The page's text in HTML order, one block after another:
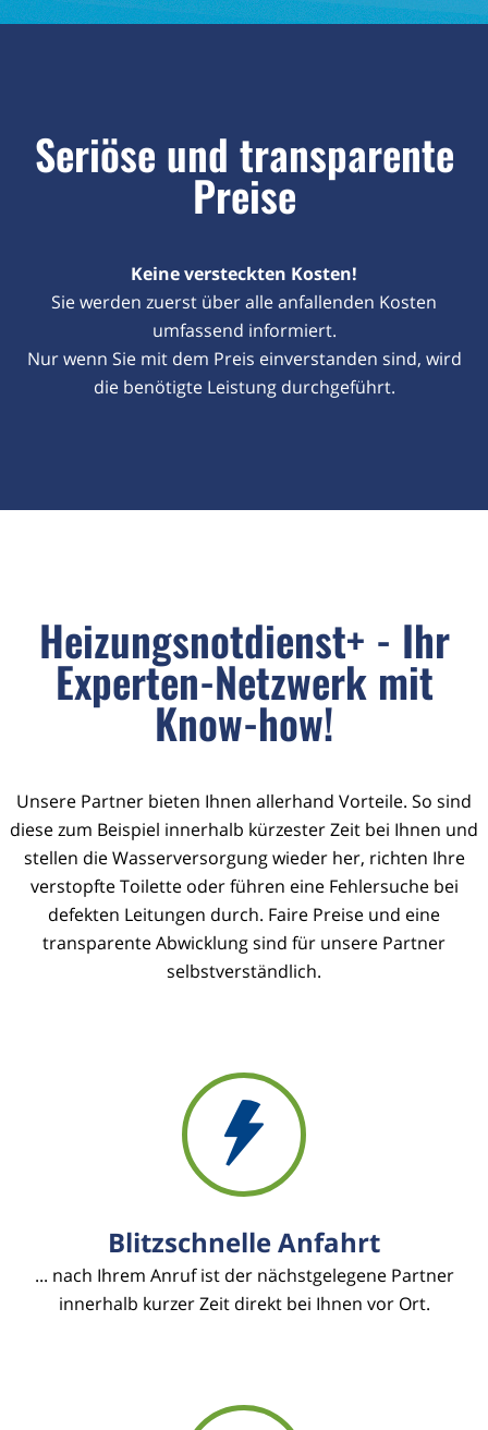
Seriöse und transparente
Preise
Keine versteckten Kosten!
Sie werden zuerst über alle anfallenden Kosten
umfassend informiert.
Nur wenn Sie mit dem Preis einverstanden sind, wird
die benötigte Leistung durchgeführt.
Heizungsnotdienst+ - Ihr
Experten-Netzwerk mit
Know-how!
Unsere Partner bieten Ihnen allerhand Vorteile. So sind
diese zum Beispiel innerhalb kürzester Zeit bei Ihnen und
stellen die Wasserversorgung wieder her, richten Ihre
verstopfte Toilette oder führen eine Fehlersuche bei
defekten Leitungen durch. Faire Preise und eine
transparente Abwicklung sind für unsere Partner
selbstverständlich.
Blitzschnelle Anfahrt
... nach Ihrem Anruf ist der nächstgelegene Partner
innerhalb kurzer Zeit direkt bei Ihnen vor Ort.